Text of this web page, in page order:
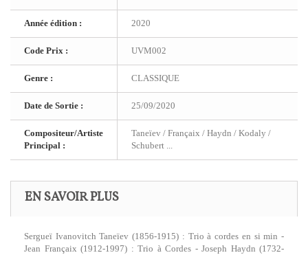
Année édition : 2020
Code Prix : UVM002
Genre : CLASSIQUE
Date de Sortie : 25/09/2020
Compositeur/Artiste
Principal :
Taneïev / Françaix / Haydn / Kodaly /
Schubert ...
EN SAVOIR PLUS
Sergueï Ivanovitch Taneïev (1856-1915) : Trio à cordes en si min -
Jean Françaix (1912-1997) : Trio à Cordes - Joseph Haydn (1732-